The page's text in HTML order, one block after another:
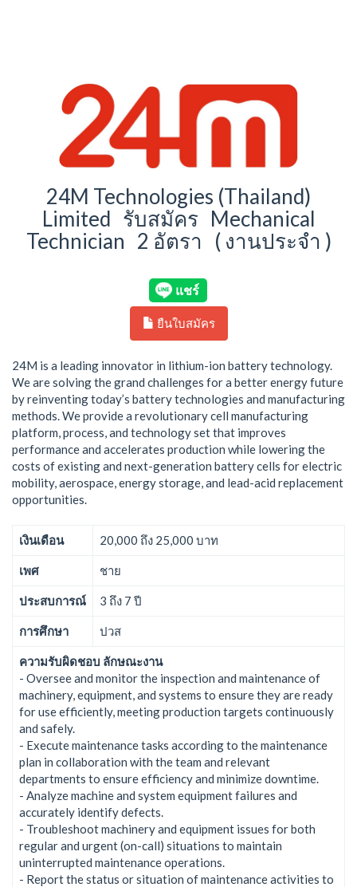
24M Technologies (Thailand)
Limited รับสมัคร Mechanical
Technician 2 อัตรา ( งานประจำ )
ยืนใบสมัคร
24M is a leading innovator in lithium-ion battery technology.
We are solving the grand challenges for a better energy future
by reinventing today’s battery technologies and manufacturing
methods. We provide a revolutionary cell manufacturing
platform, process, and technology set that improves
performance and accelerates production while lowering the
costs of existing and next-generation battery cells for electric
mobility, aerospace, energy storage, and lead-acid replacement
opportunities.
เงินเดือน 20,000 ถึง 25,000 บาท
เพศ ชาย
ประสบการณ์ 3 ถึง 7 ปี
การศึกษา ปวส
ความรับผิดชอบ ลักษณะงาน
- Oversee and monitor the inspection and maintenance of
machinery, equipment, and systems to ensure they are ready
for use efficiently, meeting production targets continuously
and safely.
- Execute maintenance tasks according to the maintenance
plan in collaboration with the team and relevant
departments to ensure efficiency and minimize downtime.
- Analyze machine and system equipment failures and
accurately identify defects.
- Troubleshoot machinery and equipment issues for both
regular and urgent (on-call) situations to maintain
uninterrupted maintenance operations.
- Report the status or situation of maintenance activities to